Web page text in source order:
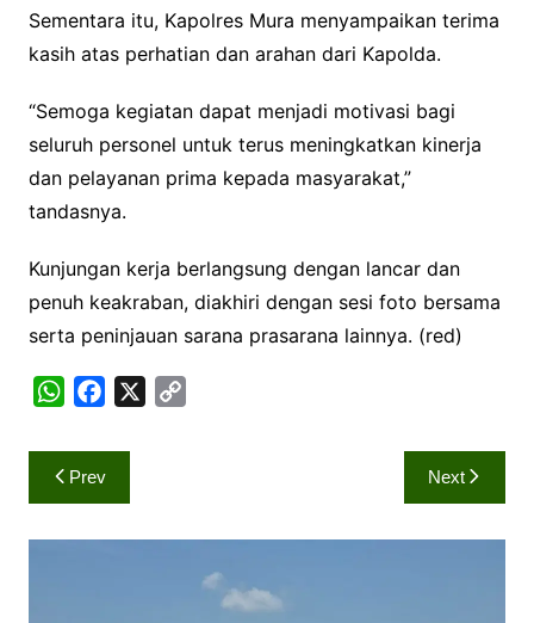
Sementara itu, Kapolres Mura menyampaikan terima
kasih atas perhatian dan arahan dari Kapolda.
“Semoga kegiatan dapat menjadi motivasi bagi
seluruh personel untuk terus meningkatkan kinerja
dan pelayanan prima kepada masyarakat,”
tandasnya.
Kunjungan kerja berlangsung dengan lancar dan
penuh keakraban, diakhiri dengan sesi foto bersama
serta peninjauan sarana prasarana lainnya. (red)
W
a
t
A
c
e
o
i
Navigasi
pos
Prev Next